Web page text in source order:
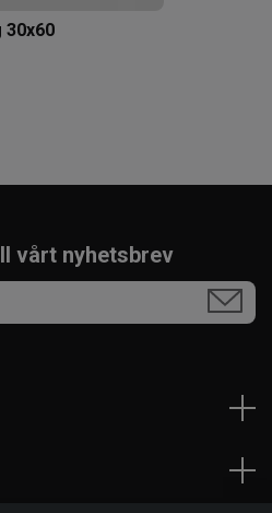
30x60
vårt nyhetsbrev